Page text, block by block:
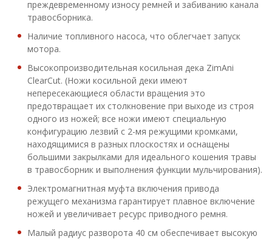
преждевременному износу ремней и забиванию канала
травосборника.
Наличие топливного насоса, что облегчает запуск
мотора.
Высокопроизводительная косильная дека ZimAni
ClearCut. (Ножи косильной деки имеют
непересекающиеся области вращения это
предотвращает их столкновение при выходе из строя
одного из ножей; все ножи имеют специальную
конфигурацию лезвий с 2-мя режущими кромками,
находящимися в разных плоскостях и оснащены
большими закрылками для идеального кошения травы
в травосборник и выполнения функции мульчирования).
Электромагнитная муфта включения привода
режущего механизма гарантирует плавное включение
ножей и увеличивает ресурс приводного ремня.
Малый радиус разворота 40 см обеспечивает высокую